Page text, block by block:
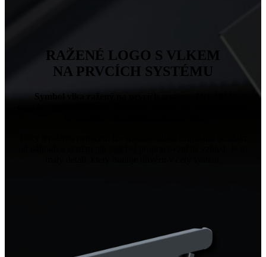
RAŽENÉ LOGO S VLKEM
NA PRVCÍCH SYSTÉMU
Symbol vlka ražený na prvcích systému INGURI